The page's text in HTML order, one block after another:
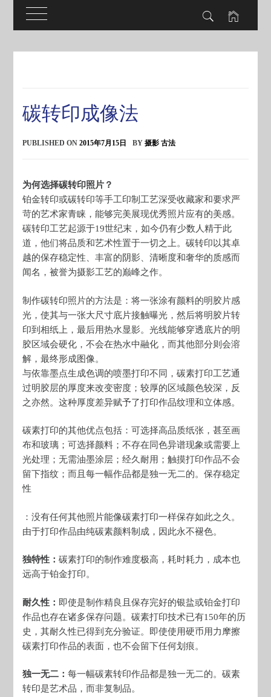
碳转印成像法
PUBLISHED ON2015年7月15日 BY摄影 古法
为何选择碳转印照片？
铂金转印或碳转印等手工印制工艺深受收藏家和要求严
苛的艺术家青睐，能够完美展现优秀照片应有的美感。
碳转印工艺起源于19世纪末，如今仍有少数人精于此
道，他们将品质和艺术性置于一切之上。碳转印以其卓
越的保存稳定性、丰富的阴影、清晰度和奢华的质感而
闻名，被誉为摄影工艺的巅峰之作。
制作碳转印照片的方法是：将一张涂有颜料的明胶片感
光，使其与一张大尺寸底片接触曝光，然后将明胶片转
印到相纸上，最后用热水显影。光线能够穿透底片的明
胶区域会硬化，不会在热水中融化，而其他部分则会溶
解，最终形成图像。
与依靠墨点生成色调的喷墨打印不同，碳素打印工艺通
过明胶层的厚度来改变密度；较厚的区域颜色较深，反
之亦然。这种厚度差异赋予了打印作品纹理和立体感。
碳素打印的其他优点包括：可选择高品质纸张，甚至画
布和玻璃；可选择颜料；不存在同色异谱现象或需要上
光处理；无需油墨涂层；经久耐用；触摸打印作品不会
留下指纹；而且每一幅作品都是独一无二的。保存稳定
性
：没有任何其他照片能像碳素打印一样保存如此之久。
由于打印作品由纯碳素颜料制成，因此永不褪色。
独特性：碳素打印的制作难度极高，耗时耗力，成本也
远高于铂金打印。
耐久性： 即使是制作精良且保存完好的银盐或铂金打印
作品也存在诸多保存问题。碳素打印技术已有150年的历
史，其耐久性已得到充分验证。即使使用硬币用力摩擦
碳素打印作品的表面，也不会留下任何划痕。
独一无二：每一幅碳素转印作品都是独一无二的。碳素
转印是艺术品，而非复制品。